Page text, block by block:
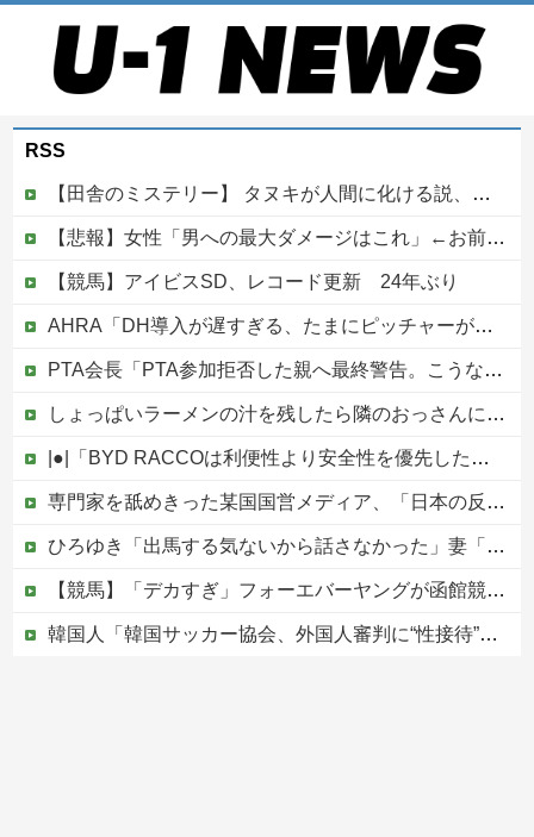
RSS
【田舎のミステリー】 タヌキが人間に化ける説、これ多分マジ
【悲報】女性「男への最大ダメージはこれ」←お前ら耐えられる？
【競馬】アイビスSD、レコード更新 24年ぶり
AHRA「DH導入が遅すぎる、たまにピッチャーが打ったからって何が面白いんだよ」他
PTA会長「PTA参加拒否した親へ最終警告。こうなってもいい？」
しょっぱいラーメンの汁を残したら隣のおっさんに「何故残す！」と怒鳴られた……友人にも「スープが本体だろあり得ない」と説教されたんだが、塩分過剰だし味の好みは自由だろ！
|●|「BYD RACCOは利便性より安全性を優先した設計」とEV推進派がスカスカ構造を絶賛、これがRACCOの一番の特徴よな
専門家を舐めきった某国国営メディア、「日本の反撃能力が地域を不安定化させている」というストーリーで番組制作を進めようとするも……
ひろゆき「出馬する気ないから話さなかった」妻「それでも不誠実だろ」→離婚協議へｗｗｗｗｗ
【競馬】「デカすぎ」フォーエバーヤングが函館競馬場へ入厩 573キロ 矢作師「もう1段パワーアップ」
韓国人「韓国サッカー協会、外国人審判に“性接待”報道・・・」→「2002年の審判買収が事実だったのか？」「日本人が言ってたこと正しかったね・・・...